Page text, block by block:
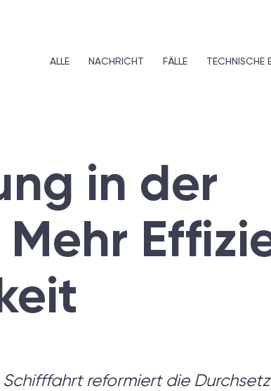
ALLE NACHRICHT FÄLLE TECHNISCHE
in der
Schifffahrt reformiert die